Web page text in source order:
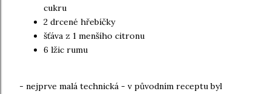
cukru
2 drcené hřebíčky
šťáva z 1 menšího citronu
6 lžic rumu
- nejprve malá technická - v původním receptu byl